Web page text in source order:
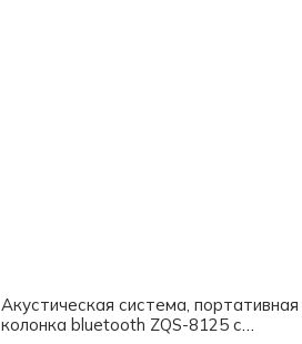
Акустическая система, портативная
колонка bluetooth ZQS-8125 с